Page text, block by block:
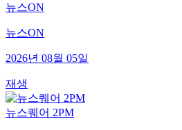
뉴스ON
뉴스ON
2026년 08월 05일
재생
뉴스퀘어 2PM